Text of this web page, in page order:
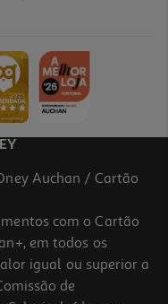
35x40cm
Auchan / Cartão
com o Cartão
em todos os
igual ou superior a
de